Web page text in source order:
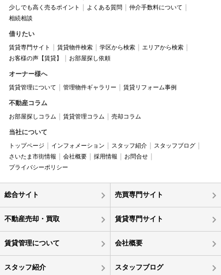
少しでも高く売るポイント
よくある質問
仲介手数料について
相続相談
借りたい
賃貸専門サイト 賃貸物件検索 学区から検索
エリアから検索
お客様の声【賃貸】
お部屋探し依頼
オーナー様へ
賃貸管理について 管理物件ギャラリー 賃貸リフォーム事例
不動産コラム
お部屋探しコラム 賃貸管理コラム 売却コラム
当社について
トップページ インフォメーション スタッフ紹介
スタッフブログ
さいたま市街情報
会社概要 採用情報
お問合せ
プライバシーポリシー
総合サイト 売買専門サイト
不動産売却・買取 賃貸専門サイト
賃貸管理について 会社概要
スタッフ紹介 スタッフブログ